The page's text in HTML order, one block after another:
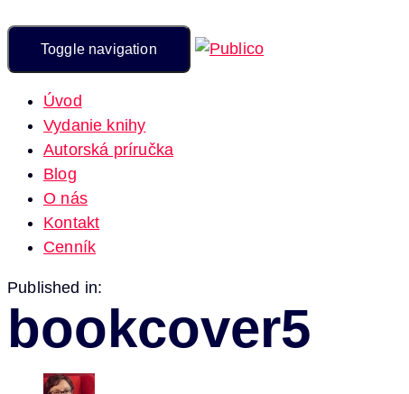
Toggle navigation
Úvod
Vydanie knihy
Autorská príručka
Blog
O nás
Kontakt
Cenník
Published in:
bookcover5